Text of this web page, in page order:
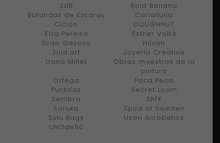
2dB
Bold Banana
Bufandas de Ezcaray
Carlalluna
Ciclón
DOUGHNUT
Elza Pereira
Esther Voltà
Grao Gayoso
Hilvah
Joid'art
Joyería Creativa
Oana Millet
Obras maestras de la
pintura
Orfega
Paca Peca
Puntillas
Secret Loom
Sembra
SKFK
Soruka
Spira of Sweden
Sulu Bags
Ucon Acrobatics
UNOde50